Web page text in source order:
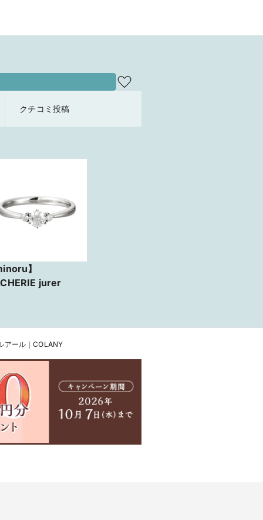
クチコミ投稿
】
jurer
アール｜COLANY